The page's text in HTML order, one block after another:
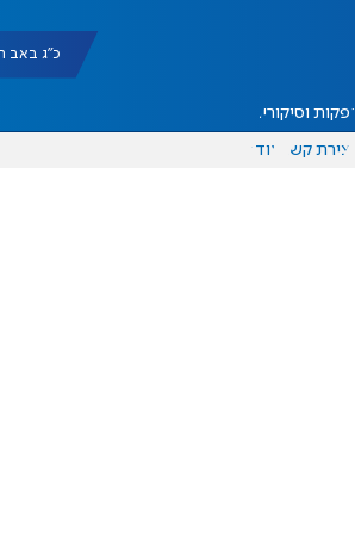
כ"ג באב תשפ"ו
הפקות וסיקורים
יצירת קשר עוד